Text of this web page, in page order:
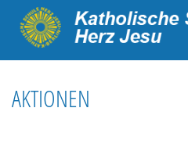
AKTIONEN